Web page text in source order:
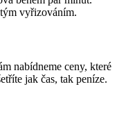
vyřizováním.
nabídneme ceny, které
jak čas, tak peníze.